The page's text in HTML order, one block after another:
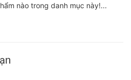
nào trong danh mục này!...